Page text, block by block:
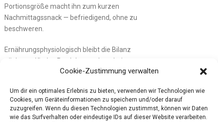
Portionsgröße macht ihn zum kurzen
Nachmittagssnack — befriedigend, ohne zu
beschweren.
Ernährungsphysiologisch bleibt die Bilanz
nüchtern. Kinder‑Produkte punkten bei
Akzeptanz, nicht bei Nährstoffdichte.
Fettanteil sowie der Einsatz pflanzlicher
(Palm-)Fette. Nach heutigem Standard für
bewusste Kinderernährung sind solche
Cookie-Zustimmung verwalten
Um dir ein optimales Erlebnis zu bieten, verwenden wir Technologien wie
Cookies, um Geräteinformationen zu speichern und/oder darauf
zuzugreifen. Wenn du diesen Technologien zustimmst, können wir Daten
wie das Surfverhalten oder eindeutige IDs auf dieser Website verarbeiten.